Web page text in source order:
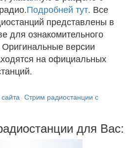
Подробней тут. Все
представлены в
для ознакомительного
версии
на официальных
Стрим радиостанции с
для Вас: